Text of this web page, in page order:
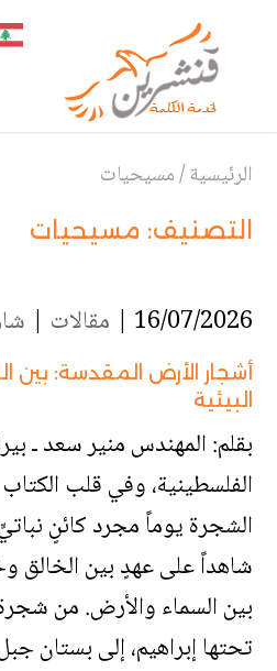
الرئيسية/مسيحيات
التصنيف: مسيحيات
16/07/2026 | مقالات |
أشجار الأرض المقدسة: بين
البيئية
بقلم: المهندس منير سعد ـ
الفلسطينية، وفي قلب
الشجرة يوماً مجرد كائنٍ
شاهداً على عهدٍ بين الخالق
بين السماء والأرض. من
تحتها إبراهيم، إلى بستان